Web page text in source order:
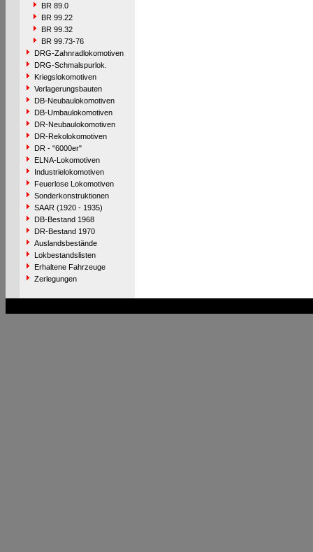
BR 89.0
BR 99.22
BR 99.32
BR 99.73-76
DRG-Zahnradlokomotiven
DRG-Schmalspurlok.
Kriegslokomotiven
Verlagerungsbauten
DB-Neubaulokomotiven
DB-Umbaulokomotiven
DR-Neubaulokomotiven
DR-Rekolokomotiven
DR - "6000er"
ELNA-Lokomotiven
Industrielokomotiven
Feuerlose Lokomotiven
Sonderkonstruktionen
SAAR (1920 - 1935)
DB-Bestand 1968
DR-Bestand 1970
Auslandsbestände
Lokbestandslisten
Erhaltene Fahrzeuge
Zerlegungen